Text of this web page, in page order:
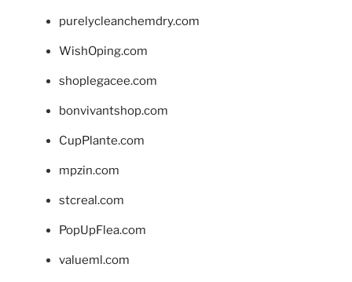
purelycleanchemdry.com
WishOping.com
shoplegacee.com
bonvivantshop.com
CupPlante.com
mpzin.com
stcreal.com
PopUpFlea.com
valueml.com